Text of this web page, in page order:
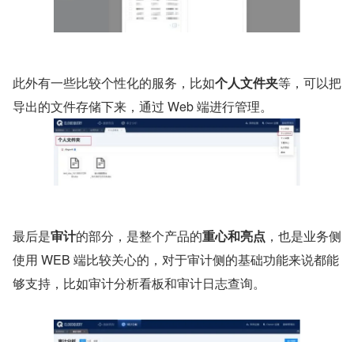
此外有一些比较个性化的服务，比如个人文件夹等，可以把
导出的文件存储下来，通过 Web 端进行管理。
最后是审计的部分，是整个产品的重心和亮点 ，也是业务侧
使用 WEB 端比较关心的，对于审计侧的基础功能来说都能
够支持，比如审计分析看板和审计日志查询。